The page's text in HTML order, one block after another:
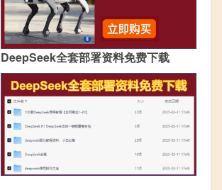
DeepSeek全套部署资料免费下载